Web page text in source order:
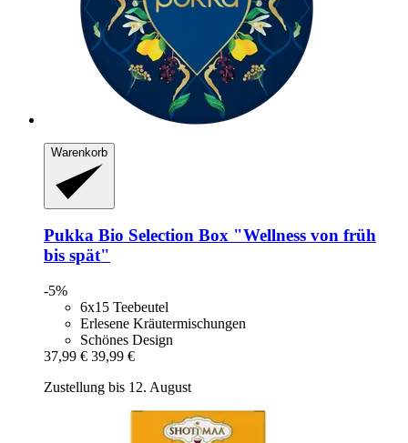
Warenkorb
Pukka Bio Selection Box "Wellness von früh
bis spät"
-5%
6x15 Teebeutel
Erlesene Kräutermischungen
Schönes Design
37,99 € 39,99 €
Zustellung bis 12. August